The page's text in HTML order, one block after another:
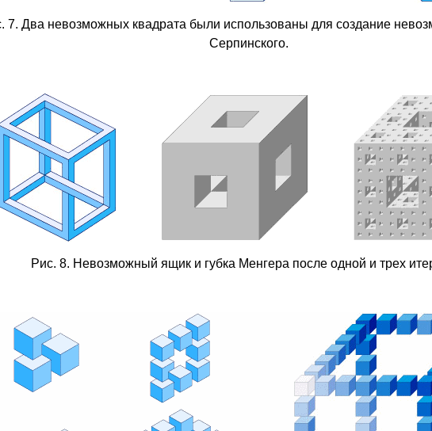
7. Два невозможных квадрата были использованы для создание
Серпинского.
Рис. 8. Невозможный ящик и губка Менгера после одной и трех